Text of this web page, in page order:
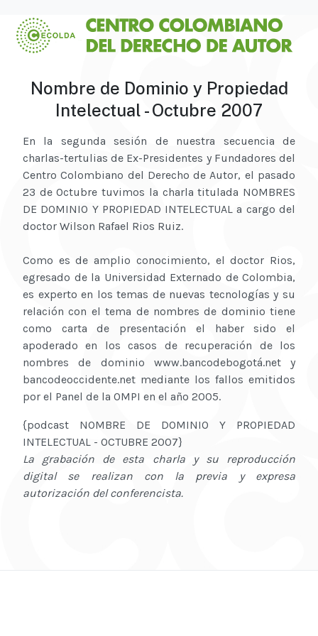
Nombre de Dominio y Propiedad
Intelectual - Octubre 2007
En la segunda sesión de nuestra secuencia de
charlas-tertulias de Ex-Presidentes y Fundadores del
Centro Colombiano del Derecho de Autor, el pasado
23 de Octubre tuvimos la charla titulada NOMBRES
DE DOMINIO Y PROPIEDAD INTELECTUAL a cargo del
doctor Wilson Rafael Rios Ruiz.
Como es de amplio conocimiento, el doctor Rios,
egresado de la Universidad Externado de Colombia,
es experto en los temas de nuevas tecnologías y su
relación con el tema de nombres de dominio tiene
como carta de presentación el haber sido el
apoderado en los casos de recuperación de los
nombres de dominio www.bancodebogotá.net y
bancodeoccidente.net mediante los fallos emitidos
por el Panel de la OMPI en el año 2005.
{podcast NOMBRE DE DOMINIO Y PROPIEDAD
INTELECTUAL - OCTUBRE 2007}
La grabación de esta charla y su reproducción
digital se realizan con la previa y expresa
autorización del conferencista.